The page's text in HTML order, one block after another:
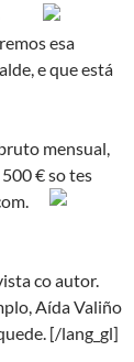
esa
e que está
mensual,
€ so tes
co autor.
Aída Valiño
[/lang_gl]